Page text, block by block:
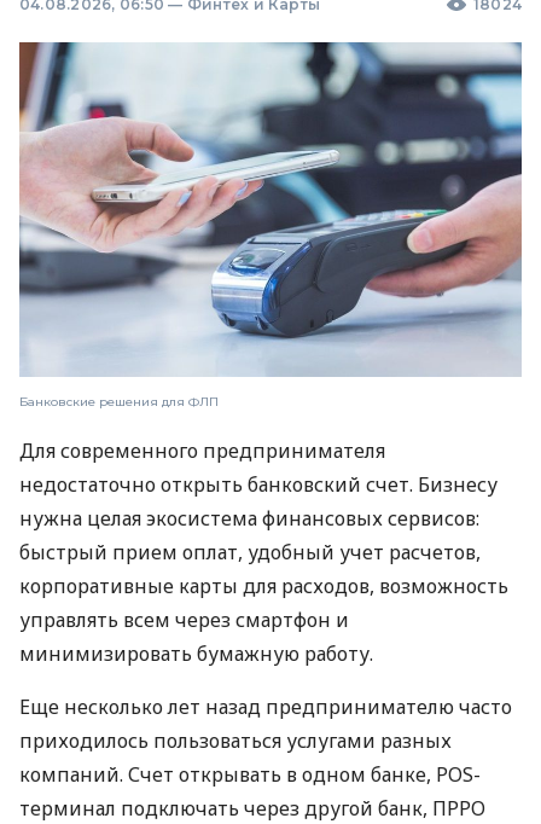
04.08.2026, 06:50 — Финтех и Карты 18024
Банковские решения для ФЛП
Для современного предпринимателя
недостаточно открыть банковский счет. Бизнесу
нужна целая экосистема финансовых сервисов:
быстрый прием оплат, удобный учет расчетов,
корпоративные карты для расходов, возможность
управлять всем через смартфон и
минимизировать бумажную работу.
Еще несколько лет назад предпринимателю часто
приходилось пользоваться услугами разных
компаний. Счет открывать в одном банке, POS-
терминал подключать через другой банк, ПРРО